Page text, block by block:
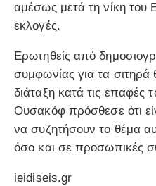
αμέσως μετά τη νίκη του
εκλογές.
Ερωτηθείς από
συμφωνίας για τα σιτηρά
διάταξη κατά τις επαφές
Ουσακόφ πρόσθεσε ότι
να συζητήσουν το θέμα
όσο και σε προσωπικές
ieidiseis.gr